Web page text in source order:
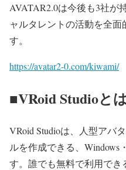
AVATAR2.0は今後も3社が
ャルタレントの活動を全
す。
https://avatar2-0.com/kiwami/
■VRoid Studioと
VRoid Studioは、人型アバ
ルを作成できる、Windows
す。誰でも無料で利用で